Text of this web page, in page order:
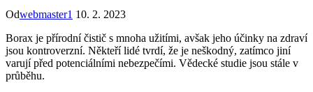
Odwebmaster1 10. 2. 2023
Borax je přírodní čistič s mnoha užitími, avšak jeho účinky na zdraví
jsou kontroverzní. Někteří lidé tvrdí, že je neškodný, zatímco jiní
varují před potenciálními nebezpečími. Vědecké studie jsou stále v
průběhu.